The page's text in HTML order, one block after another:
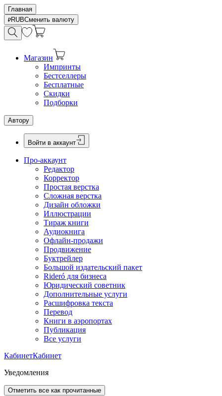
Главная
RUBСменить валюту
Магазин
Импринты
Бестселлеры
Бесплатные
Скидки
Подборки
Автору
Войти в аккаунт
Про-аккаунт
Редактор
Корректор
Простая верстка
Сложная верстка
Дизайн обложки
Иллюстрации
Тираж книги
Аудиокнига
Офлайн-продажи
Продвижение
Буктрейлер
Большой издательский пакет
Rideró для бизнеса
Юридический советник
Дополнительные услуги
Расшифровка текста
Перевод
Книги в аэропортах
Публикация
Все услуги
КабинетКабинет
Уведомления
Отметить все как прочитанные